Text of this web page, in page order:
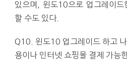
있으며, 윈도10으로 업그레이
할 수도 있다.
Q10. 윈도10 업그레이드 하고
용이나 인터넷 쇼핑몰 결제 가능